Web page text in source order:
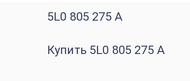
5L0 805 275 A
Купить 5L0 805 275 A